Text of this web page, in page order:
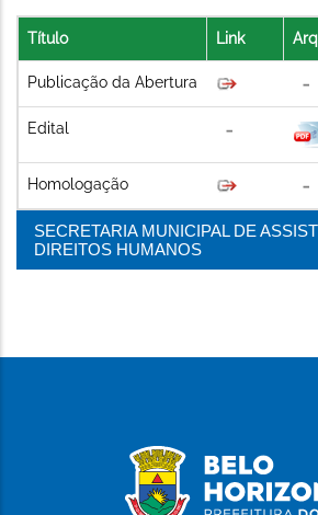
Título Link
Publicação da Abertura
Edital
Homologação
SECRETARIA MUNICIPAL DE
DIREITOS HUMANOS